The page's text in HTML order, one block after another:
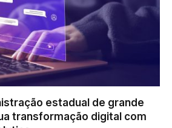
estadual de grande
transformação digital com